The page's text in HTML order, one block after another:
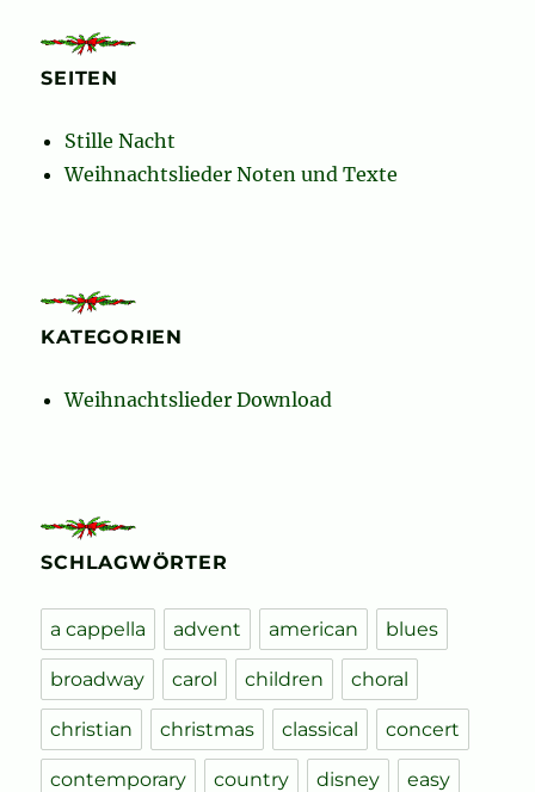
SEITEN
Stille Nacht
Weihnachtslieder Noten und Texte
KATEGORIEN
Weihnachtslieder Download
SCHLAGWÖRTER
a cappella advent american blues
broadway carol children choral
christian christmas classical concert
contemporary country disney easy